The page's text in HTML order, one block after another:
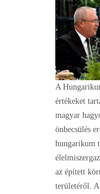
A
értékeket
magyar
önbecsülés
hungarikum
az épített
területéről.